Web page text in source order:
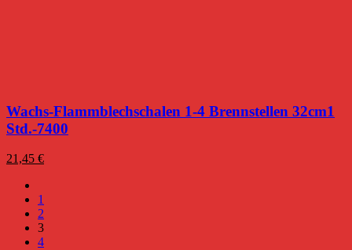
Wachs-Flammblechschalen 1-4 Brennstellen 32cm1
Std.-7400
21,45 €
1
2
3
4